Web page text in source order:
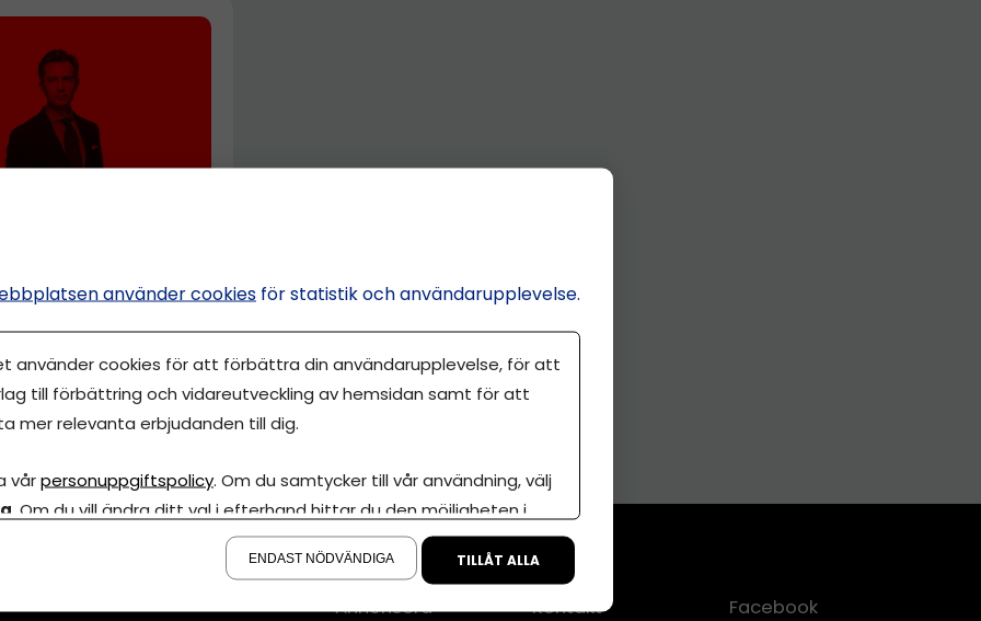
och lycka med
Oscarson
Annonsera
Kontakt
Facebook
använder cookies för statistik och användarupplevelse.
använder cookies för att förbättra din användarupplevelse, för att
till förbättring och vidareutveckling av hemsidan samt för att
mer relevanta erbjudanden till dig.
vårpersonuppgiftspolicy. Om du samtycker till vår användning, välj
. Om du vill ändra ditt val i efterhand hittar du den möjligheten i
ENDAST NÖDVÄNDIGA TILLÅT ALLA